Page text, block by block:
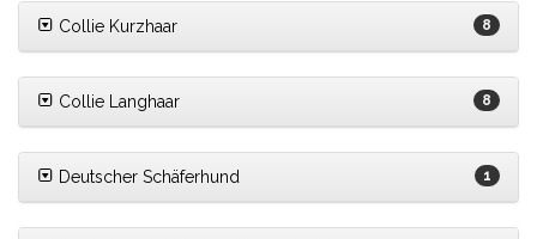
Collie Kurzhaar 8
Collie Langhaar 8
Deutscher Schäferhund 1